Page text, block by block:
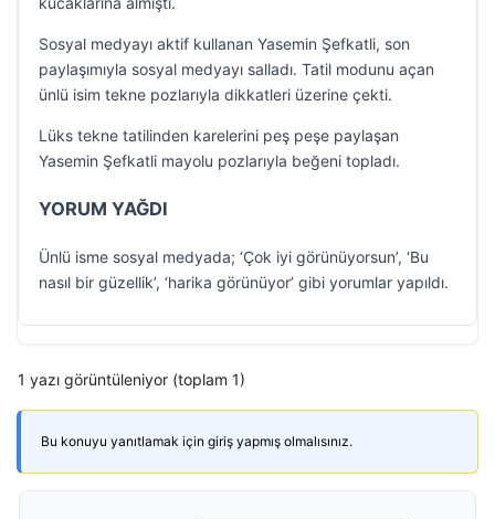
Sosyal medyayı aktif kullanan Yasemin Şefkatli, son
paylaşımıyla sosyal medyayı salladı. Tatil modunu açan
ünlü isim tekne pozlarıyla dikkatleri üzerine çekti.
Lüks tekne tatilinden karelerini peş peşe paylaşan
Yasemin Şefkatli mayolu pozlarıyla beğeni topladı.
YORUM YAĞDI
Ünlü isme sosyal medyada; ‘Çok iyi görünüyorsun’, ‘Bu
nasıl bir güzellik’, ‘harika görünüyor’ gibi yorumlar yapıldı.
1 yazı görüntüleniyor (toplam 1)
Bu konuyu yanıtlamak için giriş yapmış olmalısınız.